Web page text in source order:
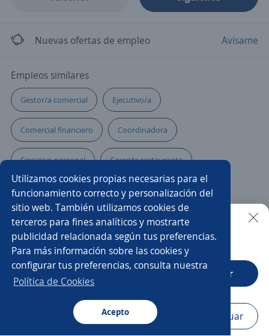
Utilizamos cookies propias necesarias para el
funcionamiento correcto y personalización del
sitio web. También utilizamos cookies de
terceros para fines analíticos y mostrarte
publicidad relacionada según tus preferencias.
Para más información sobre las cookies y
configurar tus preferencias, consulta nuestra
Política de Cookies
Acepto
Nuevas ofertas de empleo Avísame
Empleos similares
Gestor/a comercial Ejecutivo/a
Comercial financiero Coordinadora
Ejecutivo personal Gerente restaurante
Administración Ejecutivo/a telefónico
Líder comercial Vendedor/a punto de venta
Gerente tienda Subgerente nacional de ventas
Cajero encargado
Asesor/a comercial punto de venta
Buscar es más fácil en la app
CT App Abrir
Navegador Continuar